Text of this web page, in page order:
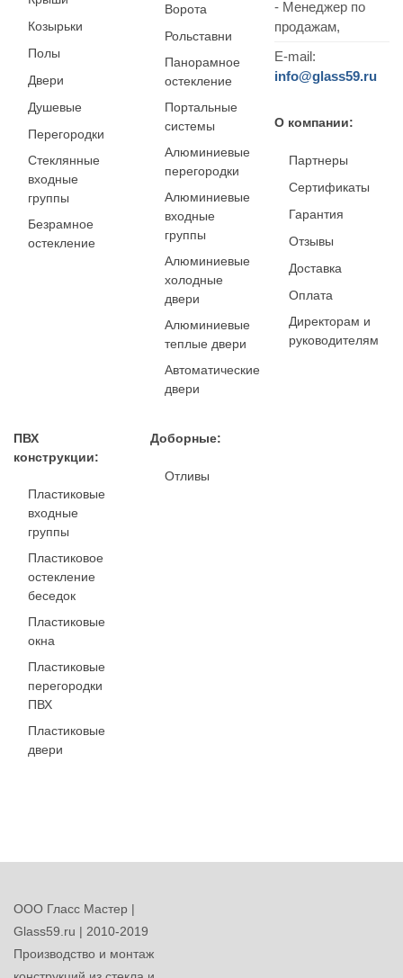
Козырьки
Полы
Двери
Душевые
Перегородки
Стеклянные
входные
группы
Безрамное
остекление
Ворота
Рольставни
Панорамное
остекление
Портальные
системы
Алюминиевые
перегородки
Алюминиевые
входные
группы
Алюминиевые
холодные
двери
Алюминиевые
теплые двери
Автоматические
двери
ПВХ
конструкции:
Пластиковые
входные
группы
Пластиковое
остекление
беседок
Пластиковые
окна
Пластиковые
перегородки
ПВХ
Пластиковые
двери
Доборные:
Отливы
- Менеджер по
продажам,
E-mail:
info@glass59.ru
О компании:
Партнеры
Сертификаты
Гарантия
Отзывы
Доставка
Оплата
Директорам и
руководителям
ООО Гласс Мастер |
Glass59.ru | 2010-2019
Производство и монтаж